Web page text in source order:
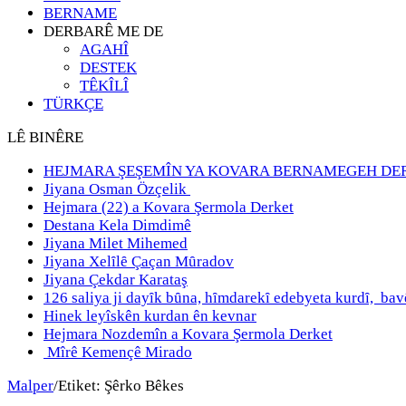
BERNAME
DERBARÊ ME DE
AGAHÎ
DESTEK
TÊKÎLÎ
TÜRKÇE
LÊ BINÊRE
HEJMARA ŞEŞEMÎN YA KOVARA BERNAMEGEH
Jiyana Osman Özçelik
Hejmara (22) a Kovara Şermola Derket
Destana Kela Dimdimê
Jiyana Milet Mihemed
Jiyana Xelȋlȇ Çaçan Mȗradov
Jiyana Çekdar Karataş
126 saliya ji dayȋk bȗna, hȋmdarekȋ edebyeta kurdȋ,
Hinek leyîskên kurdan ên kevnar
Hejmara Nozdemîn a Kovara Şermola Derket
Mîrê Kemençê Mirado
Malper/Etiket: Şêrko Bêkes